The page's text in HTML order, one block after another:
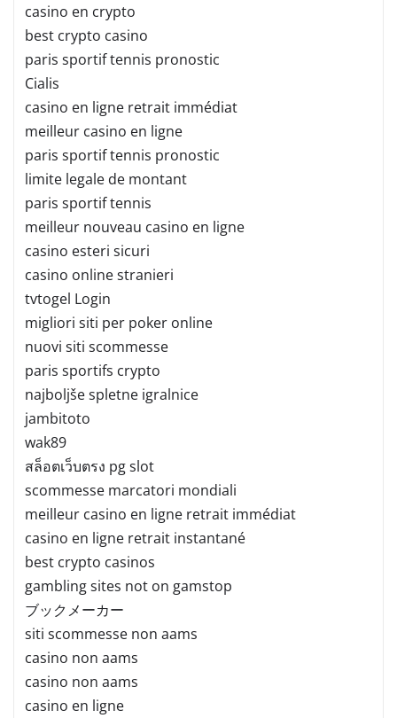
casino en crypto
best crypto casino
paris sportif tennis pronostic
Cialis
casino en ligne retrait immédiat
meilleur casino en ligne
paris sportif tennis pronostic
limite legale de montant
paris sportif tennis
meilleur nouveau casino en ligne
casino esteri sicuri
casino online stranieri
tvtogel Login
migliori siti per poker online
nuovi siti scommesse
paris sportifs crypto
najboljše spletne igralnice
jambitoto
wak89
สล็อตเว็บตรง pg slot
scommesse marcatori mondiali
meilleur casino en ligne retrait immédiat
casino en ligne retrait instantané
best crypto casinos
gambling sites not on gamstop
ブックメーカー
siti scommesse non aams
casino non aams
casino non aams
casino en ligne